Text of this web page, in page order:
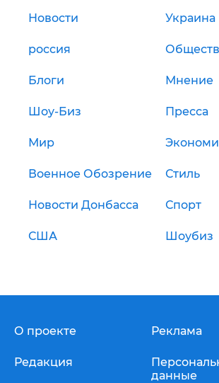
Новости Украина
россия
Блоги Мнение
Шоу-Биз Пресса
Мир
Военное Обозрение Стиль
Новости Донбасса Спорт
США Шоубиз
О проекте
Редакция
Реклама
данные